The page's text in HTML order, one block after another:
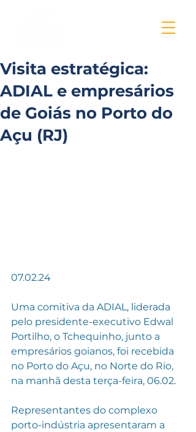
Visita estratégica:
ADIAL e empresários
de Goiás no Porto do
Açu (RJ)
07.02.24
Uma comitiva da ADIAL, liderada
pelo presidente-executivo Edwal
Portilho, o Tchequinho, junto a
empresários goianos, foi recebida
no Porto do Açu, no Norte do Rio,
na manhã desta terça-feira, 06.02.
Representantes do complexo
porto-indústria apresentaram a